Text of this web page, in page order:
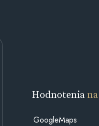
Hodnotenia
GoogleMaps